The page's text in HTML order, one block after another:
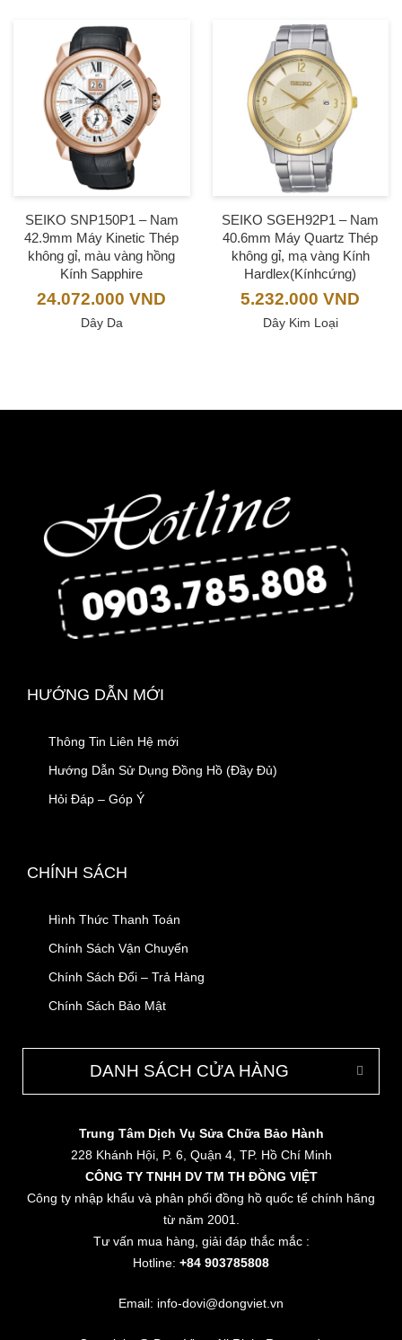
SEIKO SNP150P1 – Nam
42.9mm Máy Kinetic Thép
không gỉ, màu vàng hồng
Kính Sapphire
24.072.000VND
Dây Da
SEIKO SGEH92P1 – Nam
40.6mm Máy Quartz Thép
không gỉ, mạ vàng Kính
Hardlex(Kínhcứng)
5.232.000VND
Dây Kim Loại
HƯỚNG DẪN MỚI
Thông Tin Liên Hệ mới
Hướng Dẫn Sử Dụng Đồng Hồ (Đầy Đủ)
Hỏi Đáp – Góp Ý
CHÍNH SÁCH
Hình Thức Thanh Toán
Chính Sách Vận Chuyển
Chính Sách Đổi – Trả Hàng
Chính Sách Bảo Mật
DANH SÁCH CỬA HÀNG
Trung Tâm Dịch Vụ Sửa Chữa Bảo Hành
228 Khánh Hội, P. 6, Quận 4, TP. Hồ Chí Minh
CÔNG TY TNHH DV TM TH ĐỒNG VIỆT
Công ty nhập khẩu và phân phối đồng hồ quốc tế chính hãng
từ năm 2001.
Tư vấn mua hàng, giải đáp thắc mắc :
Hotline: +84 903785808
Email: info-dovi@dongviet.vn